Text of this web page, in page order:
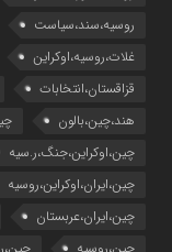
روسیه،سند،سیاست
غلات،روسیه،اوکراین
قزاقستان،انتخابات
هند،چین،بالون
چین،اوکراین،جنگ،ر.سیه
چین،ایران،اوکراین،روسیه
چین،ایران،عربستان